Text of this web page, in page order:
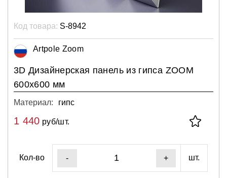
Код товара: S-8942
Artpole Zoom
3D Дизайнерская панель из гипса ZOOM
600x600 мм
Материал: гипс
1 440 руб/шт.
Кол-во - + шт.